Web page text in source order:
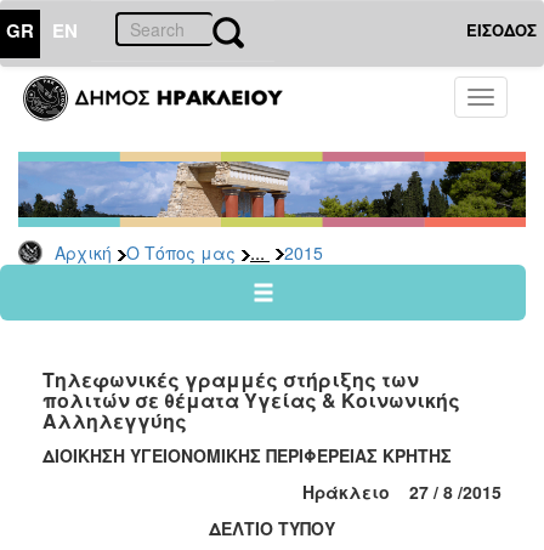
GR EN ΕΙΣΟΔΟΣ
Toggle
Αρχική Ο Τόπος μας ... 2015
ΤΟΠΟΣ
ΜΑΣ
Ανακοινώσεις
Αρχείο
2026
2024
2022
2021
2020
Tηλεφωνικές γραμμές στήριξης των
πολιτών σε θέματα Υγείας & Κοινωνικής
Αλληλεγγύης
ΔΙΟΙΚΗΣΗ ΥΓΕΙΟΝΟΜΙΚΗΣ ΠΕΡΙΦΕΡΕΙΑΣ ΚΡΗΤΗΣ
Ηράκλειο 27 / 8 /2015
ΔΕΛΤΙΟ ΤΥΠΟΥ